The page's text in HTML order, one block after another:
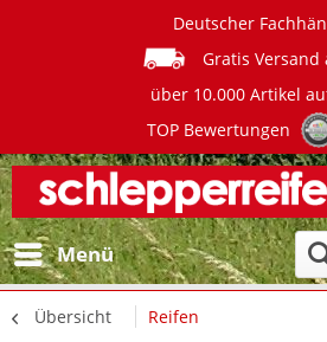
Deutscher
Gratis Versand
über 10.000 Artikel
TOP Bewertungen
Menü
Übersicht Reifen